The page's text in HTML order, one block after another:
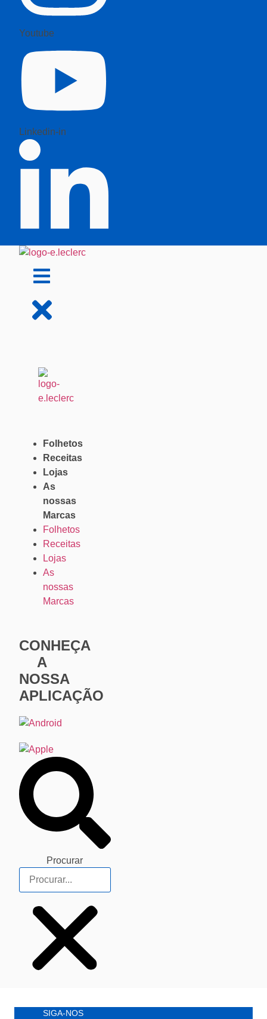
Youtube
Linkedin-in
Folhetos
Receitas
Lojas
As
nossas
Marcas
Folhetos
Receitas
Lojas
As
nossas
Marcas
CONHEÇA
A
NOSSA
APLICAÇÃO
Procurar
SIGA-NOS